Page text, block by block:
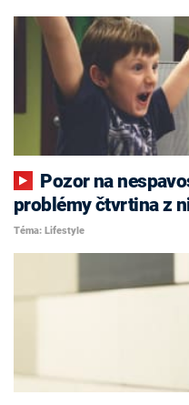
problémy čtvrtina z
Téma: Lifestyle